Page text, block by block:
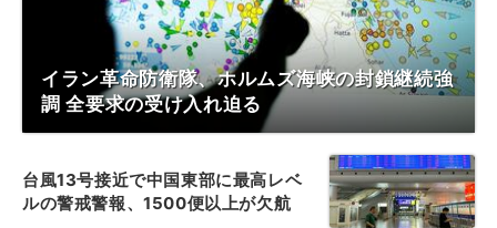
イラン革命防衛隊、ホルムズ海峡の封鎖継続強
調 全要求の受け入れ迫る
台風13号接近で中国東部に最高レベ
ルの警戒警報、1500便以上が欠航